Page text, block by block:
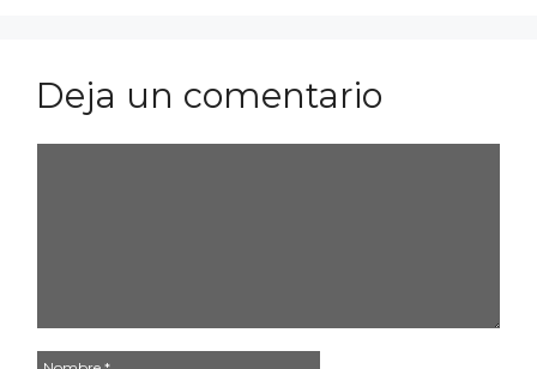
Deja un comentario
Nombre